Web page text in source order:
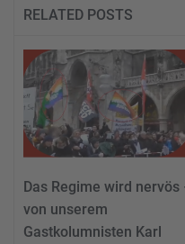
RELATED POSTS
Das Regime wird nervös
von unserem
Gastkolumnisten Karl